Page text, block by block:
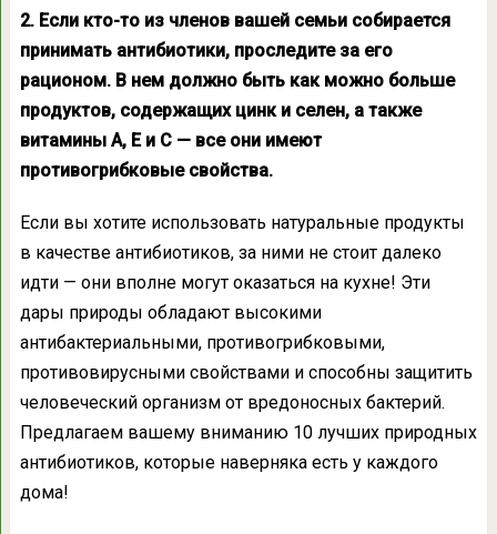
2. Если кто-то из членов вашей семьи собирается
принимать антибиотики, проследите за его
рационом. В нем должно быть как можно больше
продуктов, содержащих цинк и селен, а также
витамины А, Е и С — все они имеют
противогрибковые свойства.
Если вы хотите использовать натуральные продукты
в качестве антибиотиков, за ними не стоит далеко
идти — они вполне могут оказаться на кухне! Эти
дары природы обладают высокими
антибактериальными, противогрибковыми,
противовирусными свойствами и способны защитить
человеческий организм от вредоносных бактерий.
Предлагаем вашему вниманию 10 лучших природных
антибиотиков, которые наверняка есть у каждого
дома!